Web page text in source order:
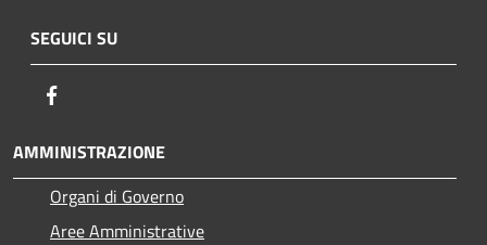
SEGUICI SU
AMMINISTRAZIONE
Organi di Governo
Aree Amministrative